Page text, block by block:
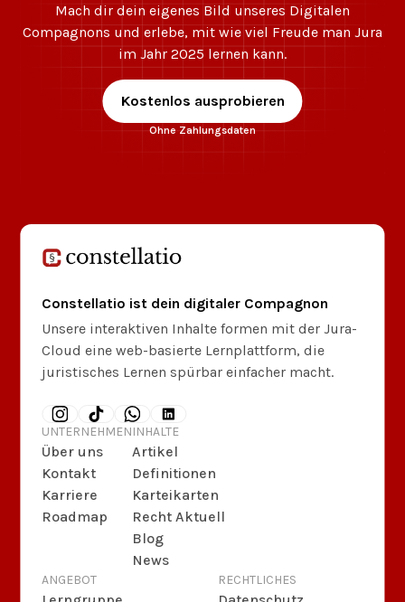
Mach dir dein eigenes Bild unseres Digitalen
Compagnons und erlebe, mit wie viel Freude man Jura
im Jahr 2025 lernen kann.
Kostenlos ausprobieren
Ohne Zahlungsdaten
Constellatio ist dein digitaler Compagnon
Unsere interaktiven Inhalte formen mit der Jura-
Cloud eine web-basierte Lernplattform, die
juristisches Lernen spürbar einfacher macht.
UNTERNEHMEN
Über uns
Kontakt
Karriere
Roadmap
INHALTE
Artikel
Definitionen
Karteikarten
Recht Aktuell
Blog
News
ANGEBOT RECHTLICHES